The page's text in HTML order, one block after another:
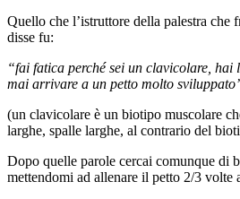
Quello che l’istruttore della palestra che
disse fu:
“fai fatica perché sei un clavicolare, hai
mai arrivare a un petto molto
(un clavicolare è un biotipo muscolare
larghe, spalle larghe, al contrario del
Dopo quelle parole cercai comunque di
mettendomi ad allenare il petto 2/3 volte